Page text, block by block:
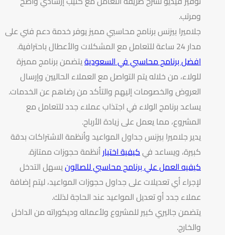
ومرتب.
جلاميرا بيزنس برنامج محاسبي مميز يوفر خدمة دعم فني على
مدار 24 ساعة للتعامل مع المشكلات والأعطال باحترافية.
افضل برنامج محاسبي في السعوديةيتضمن برنامج مميزة
للولاء، من خلاله يتم التواصل مع العملاء الحاليين وإرسال
العروض والخصومات إليهم والتأكد من رضاهم عن الخدمات.
يساعد برنامج الولاء في اجتذاب عملاء جدد للتعامل مع
المشروع، مما يعمل على زيادة الأرباح.
يدير جلاميرا بيزنس جداول المواعيد وأنظمة الاشتراكات بدقة
كبيرة، ويساعد فيكيفية اختيارأنظمة حجوزات ممتازة.
كيفيه العمل علي برنامج محاسبي للصالونيسهل التدخل
لإجراء أي تعديلات على جداول حجوزات المواعيد، ليتم إضافة
عملاء جدد أو تعديل المواعيد عند الحاجة لذلك.
يتضمن جاليري كبير للمشروع ولأعماله وديكوراته من الداخل
والخارج.